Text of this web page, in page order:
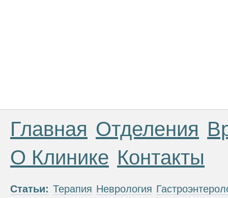
Главная Отделения
О Клинике Контакты
Статьи: Терапия Неврология